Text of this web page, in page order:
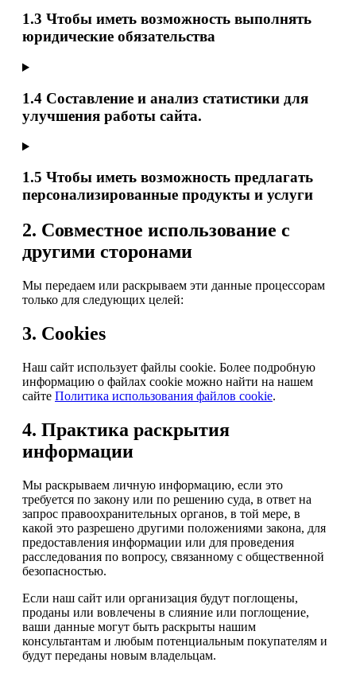
1.3 Чтобы иметь возможность выполнять
юридические обязательства
1.4 Составление и анализ статистики для
улучшения работы сайта.
1.5 Чтобы иметь возможность предлагать
персонализированные продукты и услуги
2. Совместное использование с
другими сторонами
Мы передаем или раскрываем эти данные процессорам
только для следующих целей:
3. Cookies
Наш сайт использует файлы cookie. Более подробную
информацию о файлах cookie можно найти на нашем
сайте Политика использования файлов cookie.
4. Практика раскрытия
информации
Мы раскрываем личную информацию, если это
требуется по закону или по решению суда, в ответ на
запрос правоохранительных органов, в той мере, в
какой это разрешено другими положениями закона, для
предоставления информации или для проведения
расследования по вопросу, связанному с общественной
безопасностью.
Если наш сайт или организация будут поглощены,
проданы или вовлечены в слияние или поглощение,
ваши данные могут быть раскрыты нашим
консультантам и любым потенциальным покупателям и
будут переданы новым владельцам.